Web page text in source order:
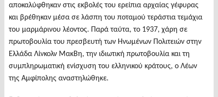
αποκαλύφθηκαν στις εκβολές του ερείπια αρχαίας γέφυρας
και βρέθηκαν μέσα σε λάσπη του ποταμού τεράστια τεμάχια
του μαρμάρινου λέοντος. Παρά ταύτα, το 1937, χάρη σε
πρωτοβουλία του πρεσβευτή των Ηνωμένων Πολιτειών στην
Ελλάδα Λίνκολν ΜακΒη, την ιδιωτική πρωτοβουλία και τη
συμπληρωματική ενίσχυση του ελληνικού κράτους, ο Λέων
της Αμφίπολης αναστηλώθηκε.